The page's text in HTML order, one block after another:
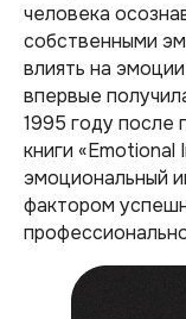
человека
собственными
влиять на
впервые
1995 году после
книги «Emotional
эмоциональный
фактором